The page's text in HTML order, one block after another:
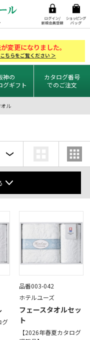
変更になりました。
ちらをご覧ください ＞
神の
グギフト
カタログ番号
でのご注文
オル
グ
品番003-042
ホテルユーズ
フェースタオルセッ
ト
【2026年春夏カタログ